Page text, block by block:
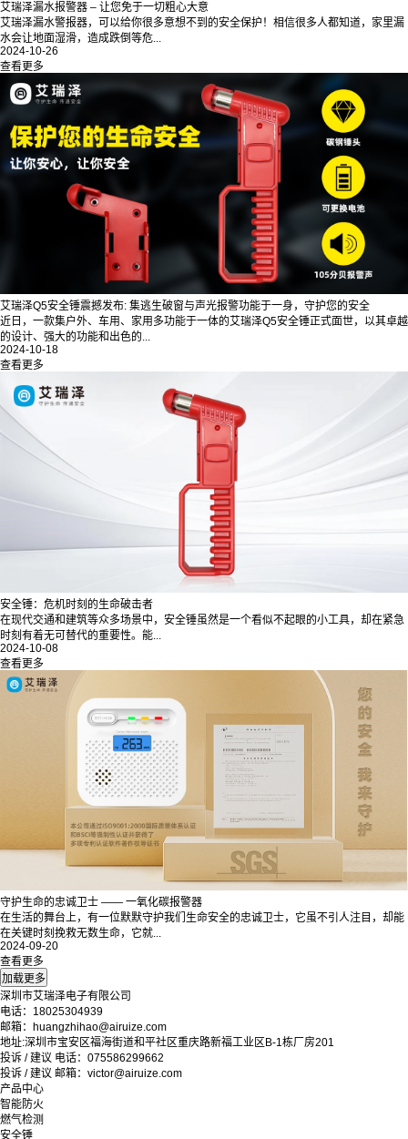
艾瑞泽漏水报警器 – 让您免于一切粗心大意
艾瑞泽漏水警报器，可以给你很多意想不到的安全保护！相信很多人都知道，家里漏
水会让地面湿滑，造成跌倒等危...
2024-10-26
查看更多
艾瑞泽Q5安全锤震撼发布: 集逃生破窗与声光报警功能于一身，守护您的安全
近日，一款集户外、车用、家用多功能于一体的艾瑞泽Q5安全锤正式面世，以其卓越
的设计、强大的功能和出色的...
2024-10-18
查看更多
安全锤：危机时刻的生命破击者
在现代交通和建筑等众多场景中，安全锤虽然是一个看似不起眼的小工具，却在紧急
时刻有着无可替代的重要性。能...
2024-10-08
查看更多
守护生命的忠诚卫士 —— 一氧化碳报警器
在生活的舞台上，有一位默默守护我们生命安全的忠诚卫士，它虽不引人注目，却能
在关键时刻挽救无数生命，它就...
2024-09-20
查看更多
深圳市艾瑞泽电子有限公司
电话：18025304939
邮箱：huangzhihao@airuize.com
地址:深圳市宝安区福海街道和平社区重庆路新福工业区B-1栋厂房201
投诉 / 建议 电话：075586299662
投诉 / 建议 邮箱：victor@airuize.com
产品中心
智能防火
燃气检测
安全锤